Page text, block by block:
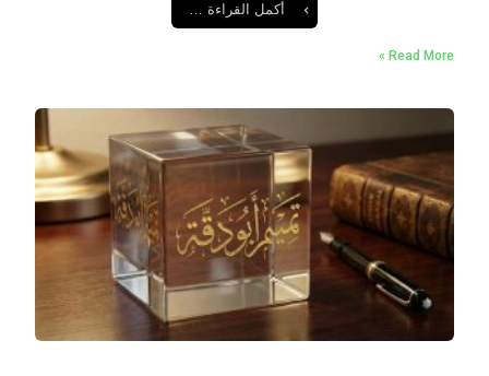
أكمل القراءة …
Read More »